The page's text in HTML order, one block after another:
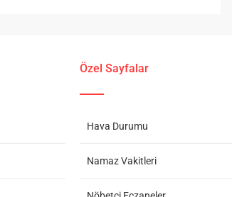
Özel Sayfalar
Hava Durumu
Namaz Vakitleri